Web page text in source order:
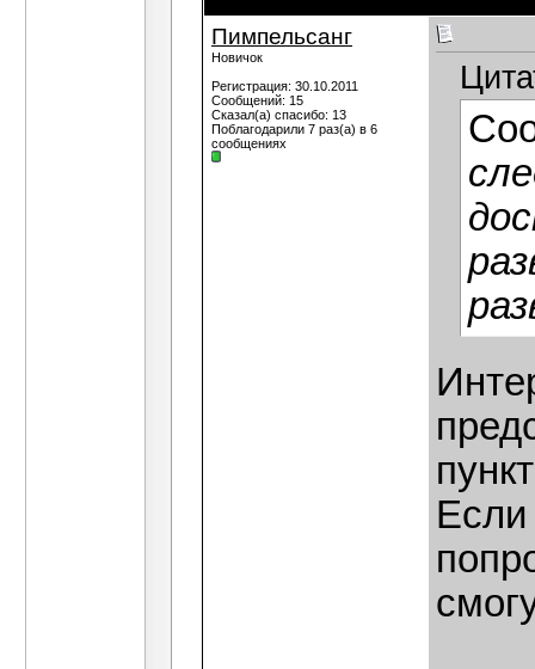
Пимпельсанг
Новичок
Регистрация: 30.10.2011
Сообщений: 15
Сказал(а) спасибо: 13
Поблагодарили 7 раз(а) в 6
сообщениях
Если